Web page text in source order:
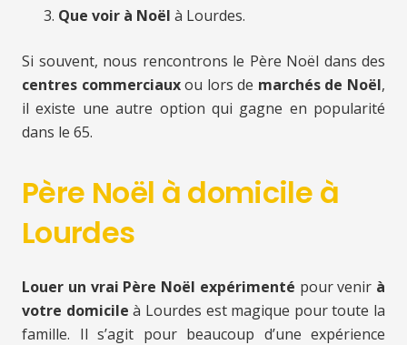
Que voir à Noël à Lourdes.
Si souvent, nous rencontrons le Père Noël dans des
centres commerciauxou lors de marchés de Noël,
il existe une autre option qui gagne en popularité
dans le 65.
Père Noël à domicile à
Lourdes
Louer un vrai Père Noël expérimenté pour venir à
votre domicile à Lourdes est magique pour toute la
famille. Il s’agit pour beaucoup d’une expérience